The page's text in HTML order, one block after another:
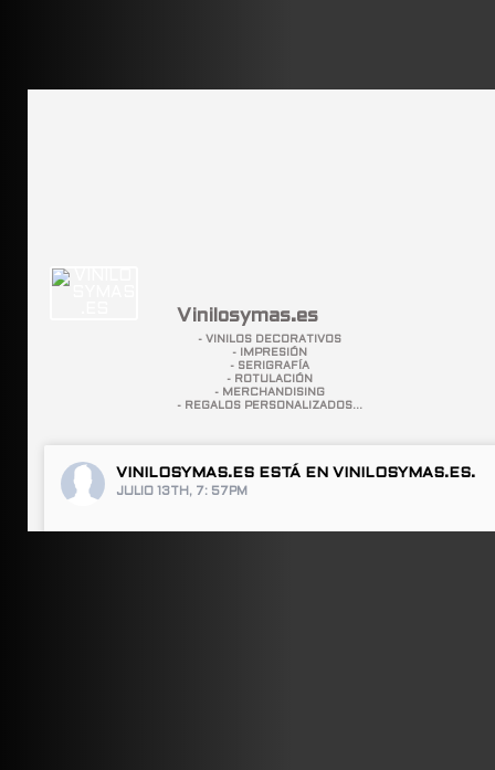
Vinilosymas.es
- VINILOS DECORATIVOS
- IMPRESIÓN
- SERIGRAFÍA
- ROTULACIÓN
- MERCHANDISING
- REGALOS PERSONALIZADOS...
VINILOSYMAS.ES ESTÁ EN VINILOSYMAS.ES.
JULIO 13TH, 7: 57PM